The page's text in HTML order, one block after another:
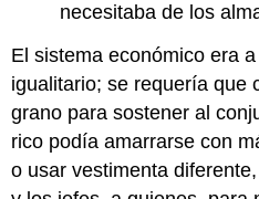
necesitaba de los
El sistema económico era
igualitario; se requería que
grano para sostener al
rico podía amarrarse con
o usar vestimenta